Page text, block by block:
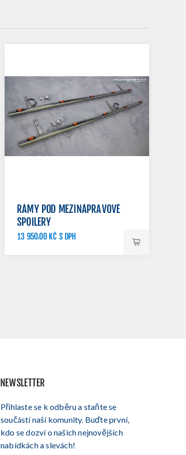
RÁMY POD MEZINÁPRAVOVÉ
SPOILERY
13 950,00 KČ S DPH
NEWSLETTER
Přihlaste se k odběru a staňte se
součástí naší komunity. Buďte první,
kdo se dozví o našich nejnovějších
nabídkách a slevách!